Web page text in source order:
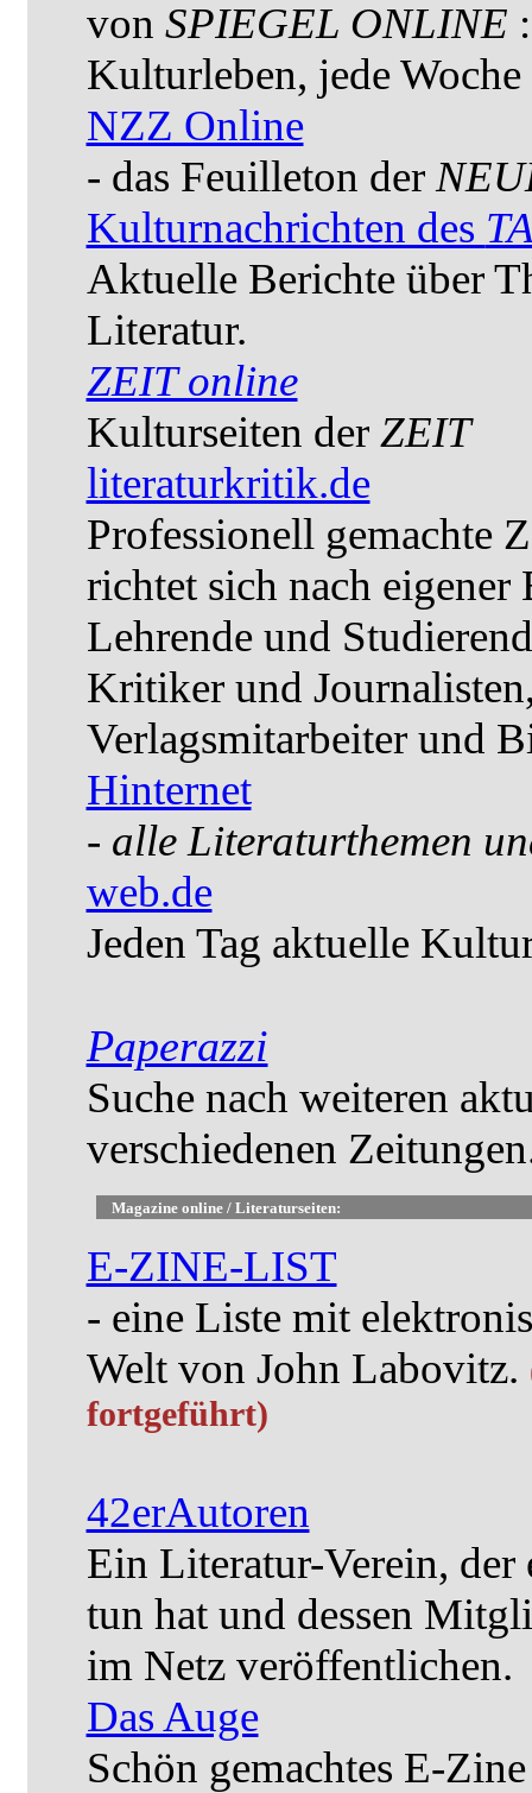
von SPIEGEL ONLINE
Kulturleben, jede
NZZ Online
- das Feuilleton der
Kulturnachrichten des
Aktuelle Berichte über
Literatur.
ZEIT online
Kulturseiten der ZEIT
literaturkritik.de
Professionell gemachte
richtet sich nach
Lehrende und
Kritiker und
Verlagsmitarbeiter und
Hinternet
- alle Literaturthemen
web.de
Jeden Tag aktuelle
Paperazzi
Suche nach weiteren
verschiedenen
Magazine online / Literaturseiten:
E-ZINE-LIST
- eine Liste mit
Welt von John Labovitz.
fortgeführt)
42erAutoren
Ein Literatur-Verein, der
tun hat und dessen
im Netz veröffentlichen.
Das Auge
Schön gemachtes E-